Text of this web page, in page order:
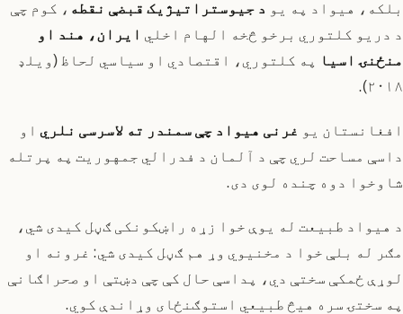
بلکه، هیواد په یو د جیوستراتیژیک قبضې نقطه ، کوم چې
د دریو کلتوري برخو څخه الهام اخلي ایران، هند او
منځنۍ اسیا په کلتوري، اقتصادي او سیاسي لحاظ (ویلډ
۲۰۱۸).
افغانستان یو غرنی هیواد چې سمندر ته لاسرسی نلري او
داسې مساحت لري چې د آلمان د فدرالي جمهوریت په پرتله
شاوخوا دوه چنده لوی دی.
د هیواد طبیعت له یوې خوا زړه راښکونکی ګڼل کیدی شي،
مګر له بلې خوا د مخنیوي وړ هم ګڼل کیدی شي: غرونه او
لوړې ځمکې سختې دي، پداسې حال کې چې دښتې او صحراګانې
په سختۍ سره هیڅ طبیعي استوګنځای وړاندې کوي.